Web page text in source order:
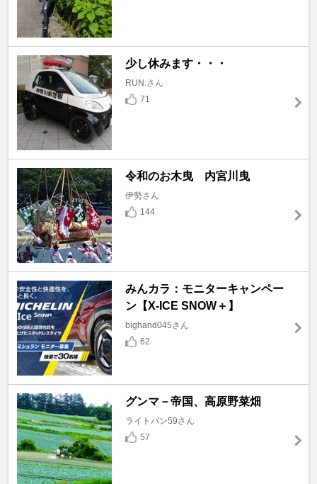
少し休みます・・・
RUN.さん
71
令和のお木曳 内宮川曳
伊勢さん
144
みんカラ：モニターキャンペー
ン【X-ICE SNOW＋】
bighand045さん
62
グンマ－帝国、高原野菜畑
ライトバン59さん
57